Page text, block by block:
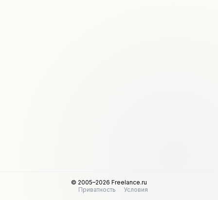
© 2005–2026 Freelance.ru
Приватность
Условия